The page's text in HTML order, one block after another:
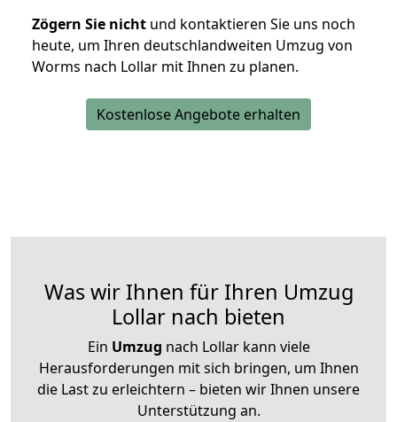
Zögern Sie nicht und kontaktieren Sie uns noch
heute, um Ihren deutschlandweiten Umzug von
Worms nach Lollar mit Ihnen zu planen.
Kostenlose Angebote erhalten
Was wir Ihnen für Ihren Umzug
Lollar nach bieten
Ein Umzug nach Lollar kann viele
Herausforderungen mit sich bringen, um Ihnen
die Last zu erleichtern – bieten wir Ihnen unsere
Unterstützung an.